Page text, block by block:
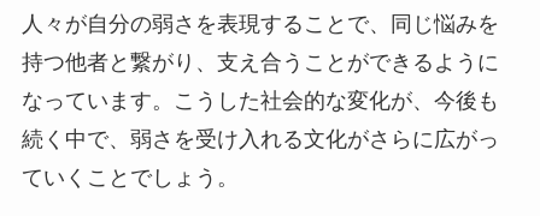
人々が自分の弱さを表現することで、同じ悩みを
持つ他者と繋がり、支え合うことができるように
なっています。こうした社会的な変化が、今後も
続く中で、弱さを受け入れる文化がさらに広がっ
ていくことでしょう。